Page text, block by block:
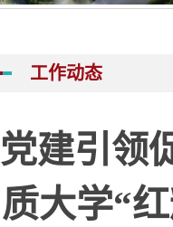
工作动态
党建引领
质大学“